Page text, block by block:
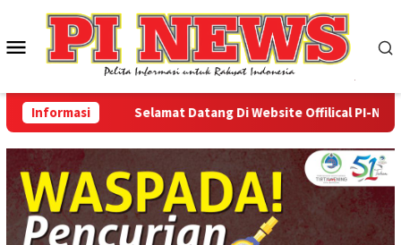
konten
Menu
Mobile
Informasi Selamat Datang Di Website Offilical PI-News